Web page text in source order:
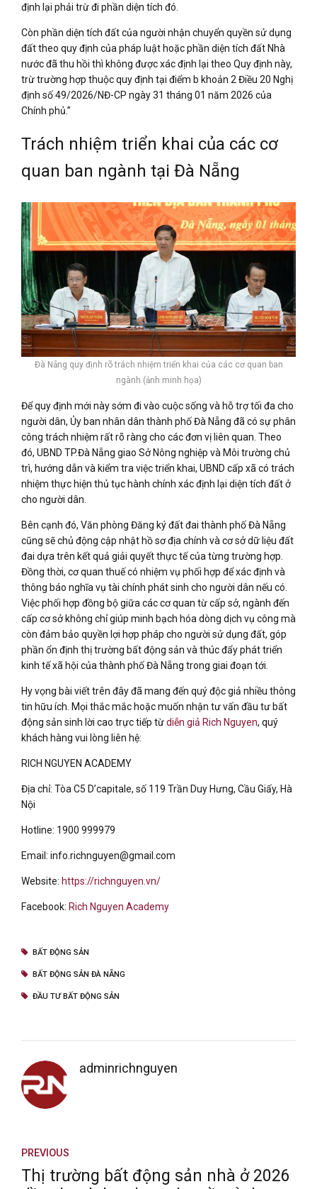
định lại phải trừ đi phần diện tích đó.
Còn phần diện tích đất của người nhận chuyển quyền sử dụng
đất theo quy định của pháp luật hoặc phần diện tích đất Nhà
nước đã thu hồi thì không được xác định lại theo Quy định này,
trừ trường hợp thuộc quy định tại điểm b khoản 2 Điều 20 Nghị
định số 49/2026/NĐ-CP ngày 31 tháng 01 năm 2026 của
Chính phủ.”
Trách nhiệm triển khai của các cơ
quan ban ngành tại Đà Nẵng
Đà Nẵng quy định rõ trách nhiệm triển khai của các cơ quan ban
ngành (ảnh minh họa)
Để quy định mới này sớm đi vào cuộc sống và hỗ trợ tối đa cho
người dân, Ủy ban nhân dân thành phố Đà Nẵng đã có sự phân
công trách nhiệm rất rõ ràng cho các đơn vị liên quan. Theo
đó, UBND TP.Đà Nẵng giao Sở Nông nghiệp và Môi trường chủ
trì, hướng dẫn và kiểm tra việc triển khai, UBND cấp xã có trách
nhiệm thực hiện thủ tục hành chính xác định lại diện tích đất ở
cho người dân.
Bên cạnh đó, Văn phòng Đăng ký đất đai thành phố Đà Nẵng
cũng sẽ chủ động cập nhật hồ sơ địa chính và cơ sở dữ liệu đất
đai dựa trên kết quả giải quyết thực tế của từng trường hợp.
Đồng thời, cơ quan thuế có nhiệm vụ phối hợp để xác định và
thông báo nghĩa vụ tài chính phát sinh cho người dân nếu có.
Việc phối hợp đồng bộ giữa các cơ quan từ cấp sở, ngành đến
cấp cơ sở không chỉ giúp minh bạch hóa dòng dịch vụ công mà
còn đảm bảo quyền lợi hợp pháp cho người sử dụng đất, góp
phần ổn định thị trường bất động sản và thúc đẩy phát triển
kinh tế xã hội của thành phố Đà Nẵng trong giai đoạn tới.
Hy vọng bài viết trên đây đã mang đến quý độc giả nhiều thông
tin hữu ích. Mọi thắc mắc hoặc muốn nhận tư vấn đầu tư bất
động sản sinh lời cao trực tiếp từdiễn giả Rich Nguyen, quý
khách hàng vui lòng liên hệ:
RICH NGUYEN ACADEMY
Địa chỉ: Tòa C5 D’capitale, số 119 Trần Duy Hưng, Cầu Giấy, Hà
Nội
Hotline: 1900 999979
Email: info.richnguyen@gmail.com
Website: https://richnguyen.vn/
Facebook: Rich Nguyen Academy
BẤT ĐỘNG SẢN
BẤT ĐỘNG SẢN ĐÀ NẴNG
ĐẦU TƯ BẤT ĐỘNG SẢN
adminrichnguyen
PREVIOUS
Thị trường bất động sản nhà ở 2026